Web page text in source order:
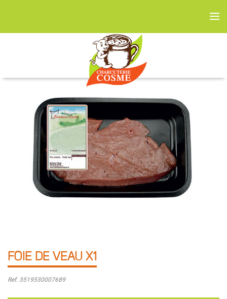
FOIE DE VEAU X1
Ref. 3519530007689